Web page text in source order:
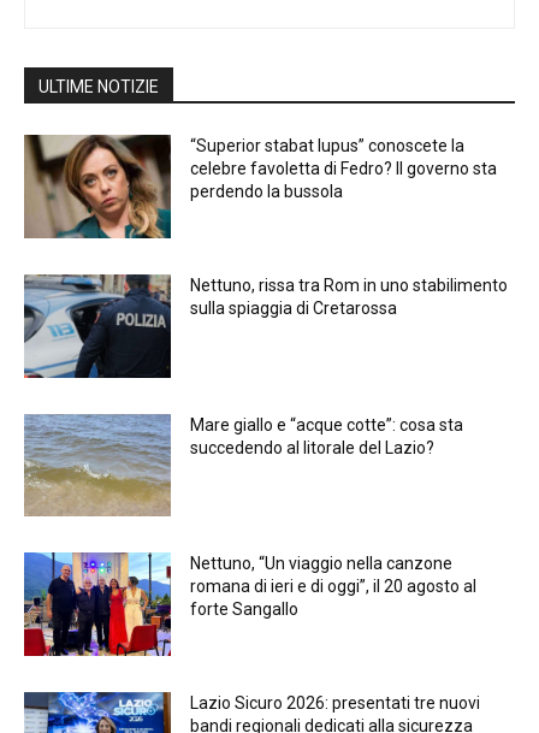
ULTIME NOTIZIE
“Superior stabat lupus” conoscete la
celebre favoletta di Fedro? Il governo sta
perdendo la bussola
Nettuno, rissa tra Rom in uno stabilimento
sulla spiaggia di Cretarossa
Mare giallo e “acque cotte”: cosa sta
succedendo al litorale del Lazio?
Nettuno, “Un viaggio nella canzone
romana di ieri e di oggi”, il 20 agosto al
forte Sangallo
Lazio Sicuro 2026: presentati tre nuovi
bandi regionali dedicati alla sicurezza